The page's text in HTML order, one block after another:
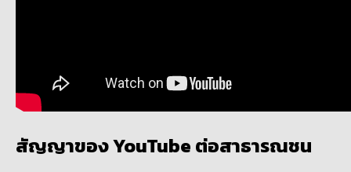
สัญญาของ YouTube ต่อสาธารณชน